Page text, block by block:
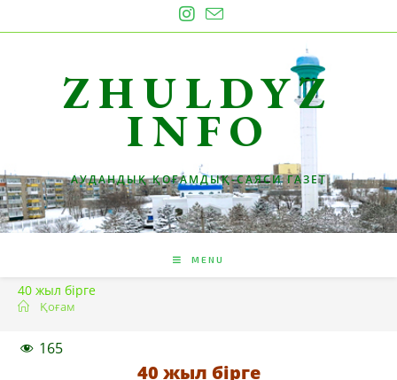
to
ZHULDYZ
INFO
АУДАНДЫҚ ҚОҒАМДЫҚ-САЯСИ ГАЗЕТ
MENU
40 жыл бірге
Қоғам
165
40 жыл бірге